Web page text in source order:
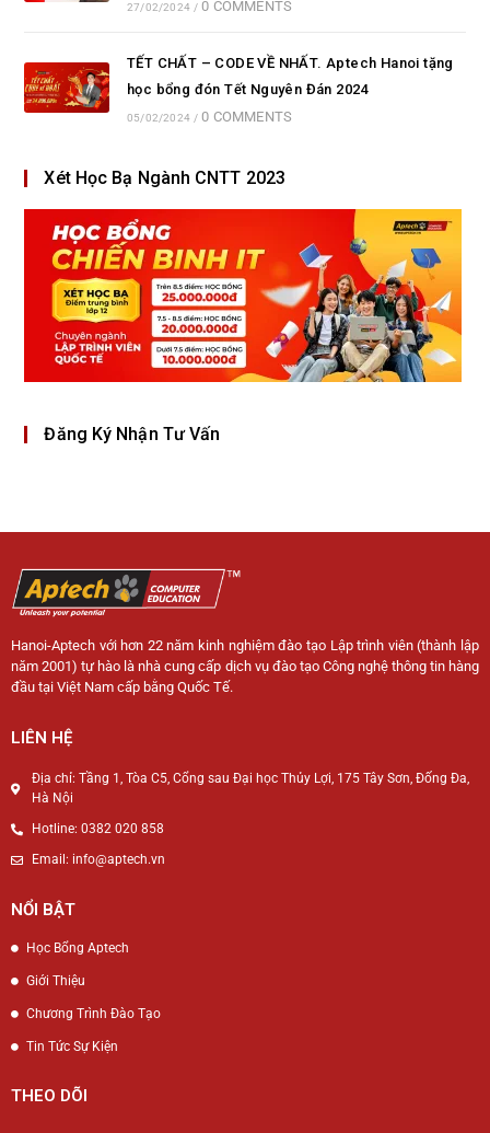
27/02/2024 / 0 COMMENTS
TẾT CHẤT – CODE VỀ NHẤT. Aptech Hanoi tặng
học bổng đón Tết Nguyên Đán 2024
05/02/2024 / 0 COMMENTS
Xét Học Bạ Ngành CNTT 2023
Đăng Ký Nhận Tư Vấn
Hanoi-Aptech với hơn 22 năm kinh nghiệm đào tạo Lập trình viên (thành lập
năm 2001) tự hào là nhà cung cấp dịch vụ đào tạo Công nghệ thông tin hàng
đầu tại Việt Nam cấp bằng Quốc Tế.
LIÊN HỆ
Địa chỉ: Tầng 1, Tòa C5, Cổng sau Đại học Thủy Lợi, 175 Tây Sơn, Đống Đa,
Hà Nội
Hotline: 0382 020 858
Email: info@aptech.vn
NỔI BẬT
Học Bổng Aptech
Giới Thiệu
Chương Trình Đào Tạo
Tin Tức Sự Kiện
THEO DÕI